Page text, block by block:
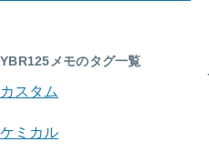
ク
横
YBR125メモのタグ一覧
カスタム
ケミカル